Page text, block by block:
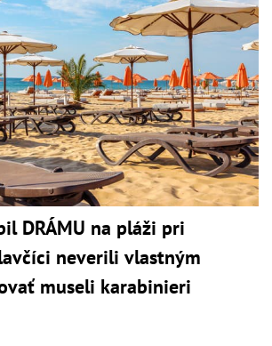
DRÁMU na pláži pri
neverili vlastným
museli karabinieri